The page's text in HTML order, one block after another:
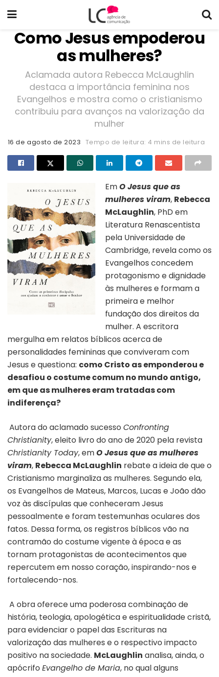
Como Jesus empoderou
as mulheres?
Aclamada autora Rebecca McLaughlin
destaca a importância feminina nos
Evangelhos e mostra como o cristianismo
contribuiu para avanços na valorização da
mulher
16 de agosto de 2023 Tempo de leitura: 4 mins de leitura
EmO Jesus que as
mulheres viram, Rebecca
McLaughlin, PhD em
Literatura Renascentista
pela Universidade de
Cambridge, revela como os
Evangelhos concedem
protagonismo e dignidade
às mulheres e formam a
primeira e melhor
fundação dos direitos da
mulher. A escritora
mergulha em relatos bíblicos acerca de
personalidades femininas que conviveram com
Jesus e questiona: como Cristo as emponderou e
desafiou o costume comum no mundo antigo,
em que as mulheres eram tratadas com
indiferença?
Autora do aclamado sucesso Confronting
Christianity, eleito livro do ano de 2020 pela revista
Christianity Today, emO Jesus que as mulheres
viram, Rebecca McLaughlin rebate a ideia de que o
Cristianismo marginaliza as mulheres. Segundo ela,
os Evangelhos de Mateus, Marcos, Lucas e João dão
voz às discípulas que conheceram Jesus
pessoalmente e foram testemunhas oculares dos
fatos. Dessa forma, os registros bíblicos vão na
contramão do costume vigente à época e as
tornam protagonistas de acontecimentos que
repercutem em nosso coração, inspirando-nos e
fortalecendo-nos.
A obra oferece uma poderosa combinação de
história, teologia, apologética e espiritualidade cristã,
para evidenciar o papel das Escrituras na
valorização das mulheres e o respectivo impacto
positivo na sociedade. McLaughlin analisa, ainda, o
apócrifo Evangelho de Maria, no qual alguns